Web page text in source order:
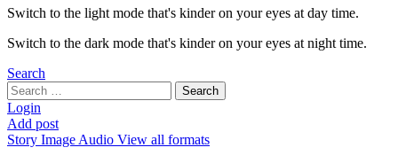
Switch to the light mode that's kinder on your eyes at day time.
Switch to the dark mode that's kinder on your eyes at night time.
Search
Search
for:
Search
Login
Add post
Story Image Audio View all formats